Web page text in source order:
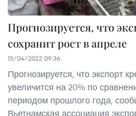
Прогнозируется, что
сохранит рост в апреле
15/04/2022 09:36
Прогнозируется, что экспорт
увеличится на 20% по
периодом прошлого года,
Вьетнамская ассоциация